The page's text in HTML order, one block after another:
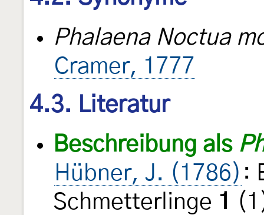
Phalaena Noctua
Cramer, 1777
4.3. Literatur
Beschreibung als
Hübner, J. (1786) :
Schmetterlinge 1